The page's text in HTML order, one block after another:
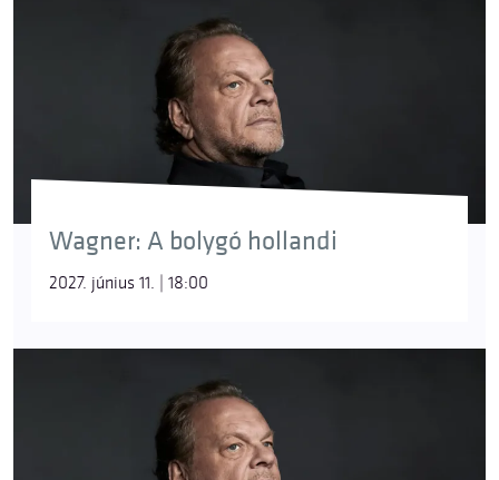
Wagner: A bolygó hollandi
2027. június 11. | 18:00